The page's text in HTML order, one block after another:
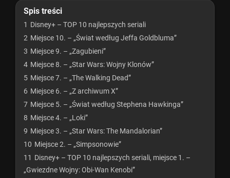
Spis treści
1 Disney+ – TOP 10 najlepszych seriali
2 Miejsce 10. – „Świat według Jeffa Goldbluma”
3 Miejsce 9. – „Zagubieni”
4 Miejsce 8. – „Star Wars: Wojny Klonów”
5 Miejsce 7. – „The Walking Dead”
6 Miejsce 6. – „Z archiwum X”
7 Miejsce 5. – „Świat według Stephena Hawkinga”
8 Miejsce 4. – „Loki”
9 Miejsce 3. – „Star Wars: The Mandalorian”
10 Miejsce 2. – „Simpsonowie”
11 Disney+ – TOP 10 najlepszych seriali, miejsce 1. –
„Gwiezdne Wojny: Obi-Wan Kenobi”